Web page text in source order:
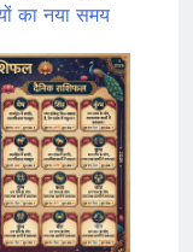
का नया समय